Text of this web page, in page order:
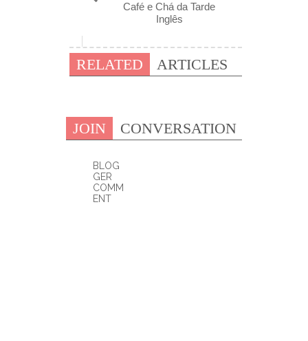
Café e Chá da Tarde
Inglês
RELATED ARTICLES
JOIN CONVERSATION
BLOG
GER
COMM
ENT